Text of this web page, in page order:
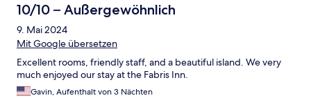
10/10 – Außergewöhnlich
9. Mai 2024
Mit Google übersetzen
Excellent rooms, friendly staff, and a beautiful island. We very
much enjoyed our stay at the Fabris Inn.
Gavin, Aufenthalt von 3 Nächten